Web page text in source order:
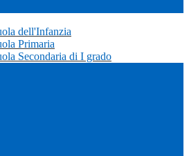
dell'Infanzia
Primaria
Secondaria di I grado